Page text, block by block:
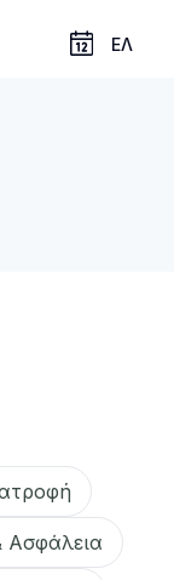
ΕΛ
Ασφάλεια